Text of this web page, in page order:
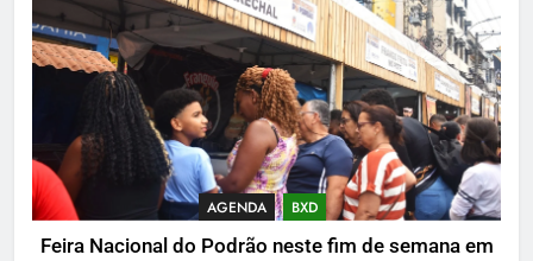
AGENDA BXD
Feira Nacional do Podrão neste fim de semana em